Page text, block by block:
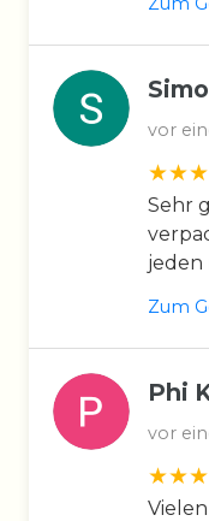
vor
Sehr
jeden
Zum
Phi
vor